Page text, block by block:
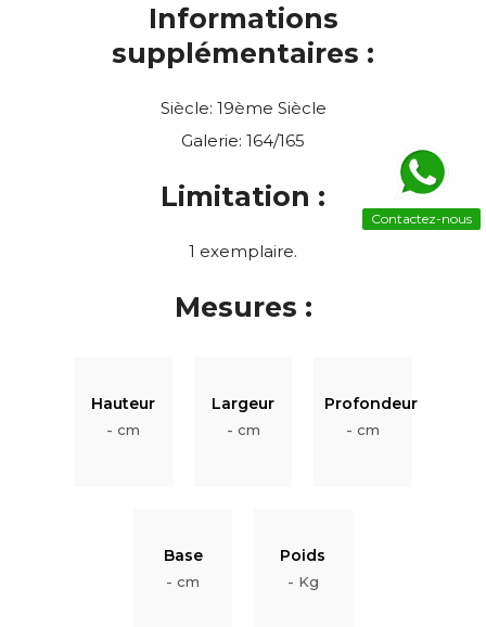
Informations
supplémentaires :
Siècle: 19ème Siècle
Galerie: 164/165
Limitation :
1 exemplaire.
Mesures :
Hauteur
- cm
Largeur
- cm
Profondeur
- cm
Base
- cm
Poids
- Kg
Contactez-nous